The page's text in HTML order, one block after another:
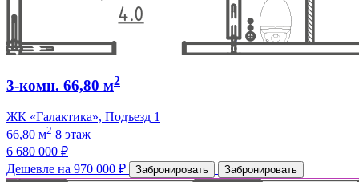
3-комн. 66,80 м2
ЖК «Галактика», Подъезд 1
66,80 м2 8 этаж
6 680 000 ₽
Дешевле на 970 000 ₽
Забронировать Забронировать